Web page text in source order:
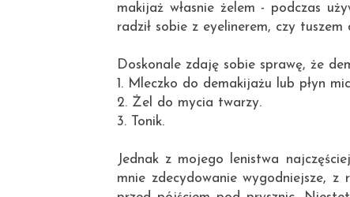
makijaż własnie żelem - podczas
radził sobie z eyelinerem, czy tuszem
Doskonale zdaję sobie sprawę, że
1. Mleczko do demakijażu lub płyn
2. Żel do mycia twarzy.
3. Tonik.
Jednak z mojego lenistwa
mnie zdecydowanie wygodniejsze,